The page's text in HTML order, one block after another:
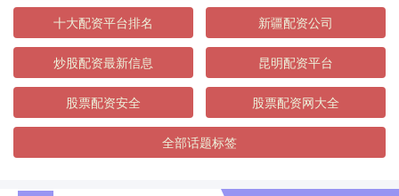
十大配资平台排名 新疆配资公司
炒股配资最新信息 昆明配资平台
股票配资安全 股票配资网大全
全部话题标签